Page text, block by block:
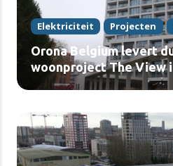
Elektriciteit Projecten
Orona Belgium levert
woonproject The View